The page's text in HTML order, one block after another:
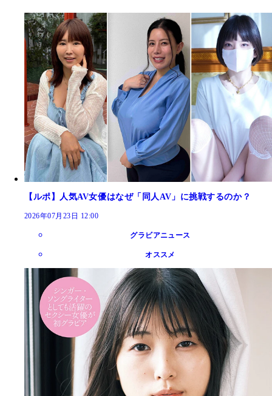
【ルポ】人気AV女優はなぜ「同人AV」に挑戦するのか？
2026年07月23日 12:00
グラビアニュース
オススメ